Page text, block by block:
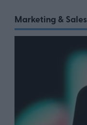
Marketing & Sales